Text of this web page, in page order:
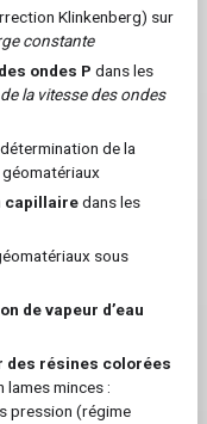
Klinkenberg) sur
constante
ondes P dans les
la vitesse des ondes
de la
capillairedans les
sous
de vapeur d’eau
des résines colorées
lames minces :
pression (régime